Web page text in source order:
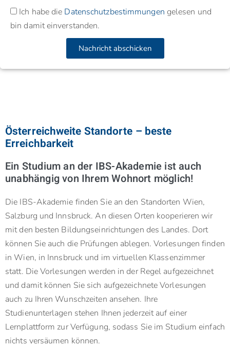
Ich habe die Datenschutzbestimmungen gelesen und
bin damit einverstanden.
Nachricht abschicken
Österreichweite Standorte – beste
Erreichbarkeit
Ein Studium an der IBS-Akademie ist auch
unabhängig von Ihrem Wohnort möglich!
Die IBS-Akademie finden Sie an den Standorten Wien,
Salzburg und Innsbruck. An diesen Orten kooperieren wir
mit den besten Bildungseinrichtungen des Landes. Dort
können Sie auch die Prüfungen ablegen. Vorlesungen finden
in Wien, in Innsbruck und im virtuellen Klassenzimmer
statt. Die Vorlesungen werden in der Regel aufgezeichnet
und damit können Sie sich aufgezeichnete Vorlesungen
auch zu Ihren Wunschzeiten ansehen. Ihre
Studienunterlagen stehen Ihnen jederzeit auf einer
Lernplattform zur Verfügung, sodass Sie im Studium einfach
nichts versäumen können.